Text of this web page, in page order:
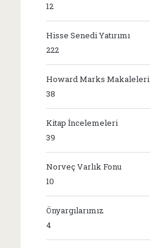
12
Hisse Senedi Yatırımı
222
Howard Marks Makaleleri
38
Kitap İncelemeleri
39
Norveç Varlık Fonu
10
Önyargılarımız
4